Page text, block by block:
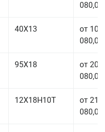
080,00
40Х13
от 101
080,00
95Х18
от 208
080,00
12Х18Н10Т
от 210
080,00